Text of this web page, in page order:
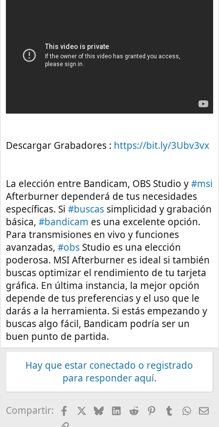
i
o
Descargar Grabadores : https://bit.ly/3Ubv3vx
La elección entre Bandicam, OBS Studio y#msi
Afterburner dependerá de tus necesidades
específicas. Si#buscas simplicidad y grabación
básica,#bandicam es una excelente opción.
Para transmisiones en vivo y funciones
avanzadas,#obs Studio es una elección
poderosa. MSI Afterburner es ideal si también
buscas optimizar el rendimiento de tu tarjeta
gráfica. En última instancia, la mejor opción
depende de tus preferencias y el uso que le
darás a la herramienta. Si estás empezando y
buscas algo fácil, Bandicam podría ser un
buen punto de partida.
Hay que estar conectado o registrado
para responder aquí.
Compartir: FacebookBlueskyLinkedInRedditPinterestTumblr